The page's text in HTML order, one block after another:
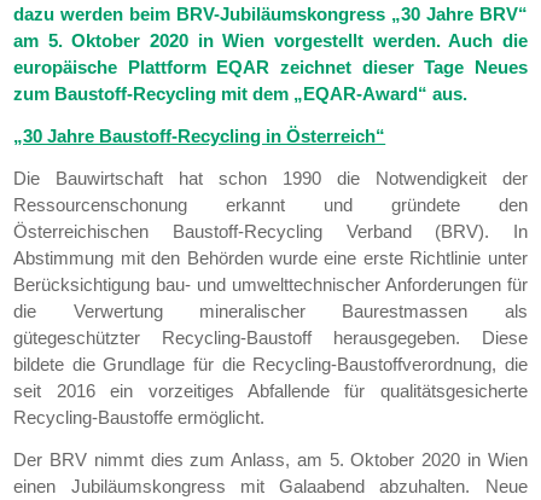
dazu werden beim BRV-Jubiläumskongress „30 Jahre BRV“
am 5. Oktober 2020 in Wien vorgestellt werden. Auch die
europäische Plattform EQAR zeichnet dieser Tage Neues
zum Baustoff-Recycling mit dem „EQAR-Award“ aus.
„30 Jahre Baustoff-Recycling in Österreich“
Die Bauwirtschaft hat schon 1990 die Notwendigkeit der
Ressourcenschonung erkannt und gründete den
Österreichischen Baustoff-Recycling Verband (BRV). In
Abstimmung mit den Behörden wurde eine erste Richtlinie unter
Berücksichtigung bau- und umwelttechnischer Anforderungen für
die Verwertung mineralischer Baurestmassen als
gütegeschützter Recycling-Baustoff herausgegeben. Diese
bildete die Grundlage für die Recycling-Baustoffverordnung, die
seit 2016 ein vorzeitiges Abfallende für qualitätsgesicherte
Recycling-Baustoffe ermöglicht.
Der BRV nimmt dies zum Anlass, am 5. Oktober 2020 in Wien
einen Jubiläumskongress mit Galaabend abzuhalten. Neue